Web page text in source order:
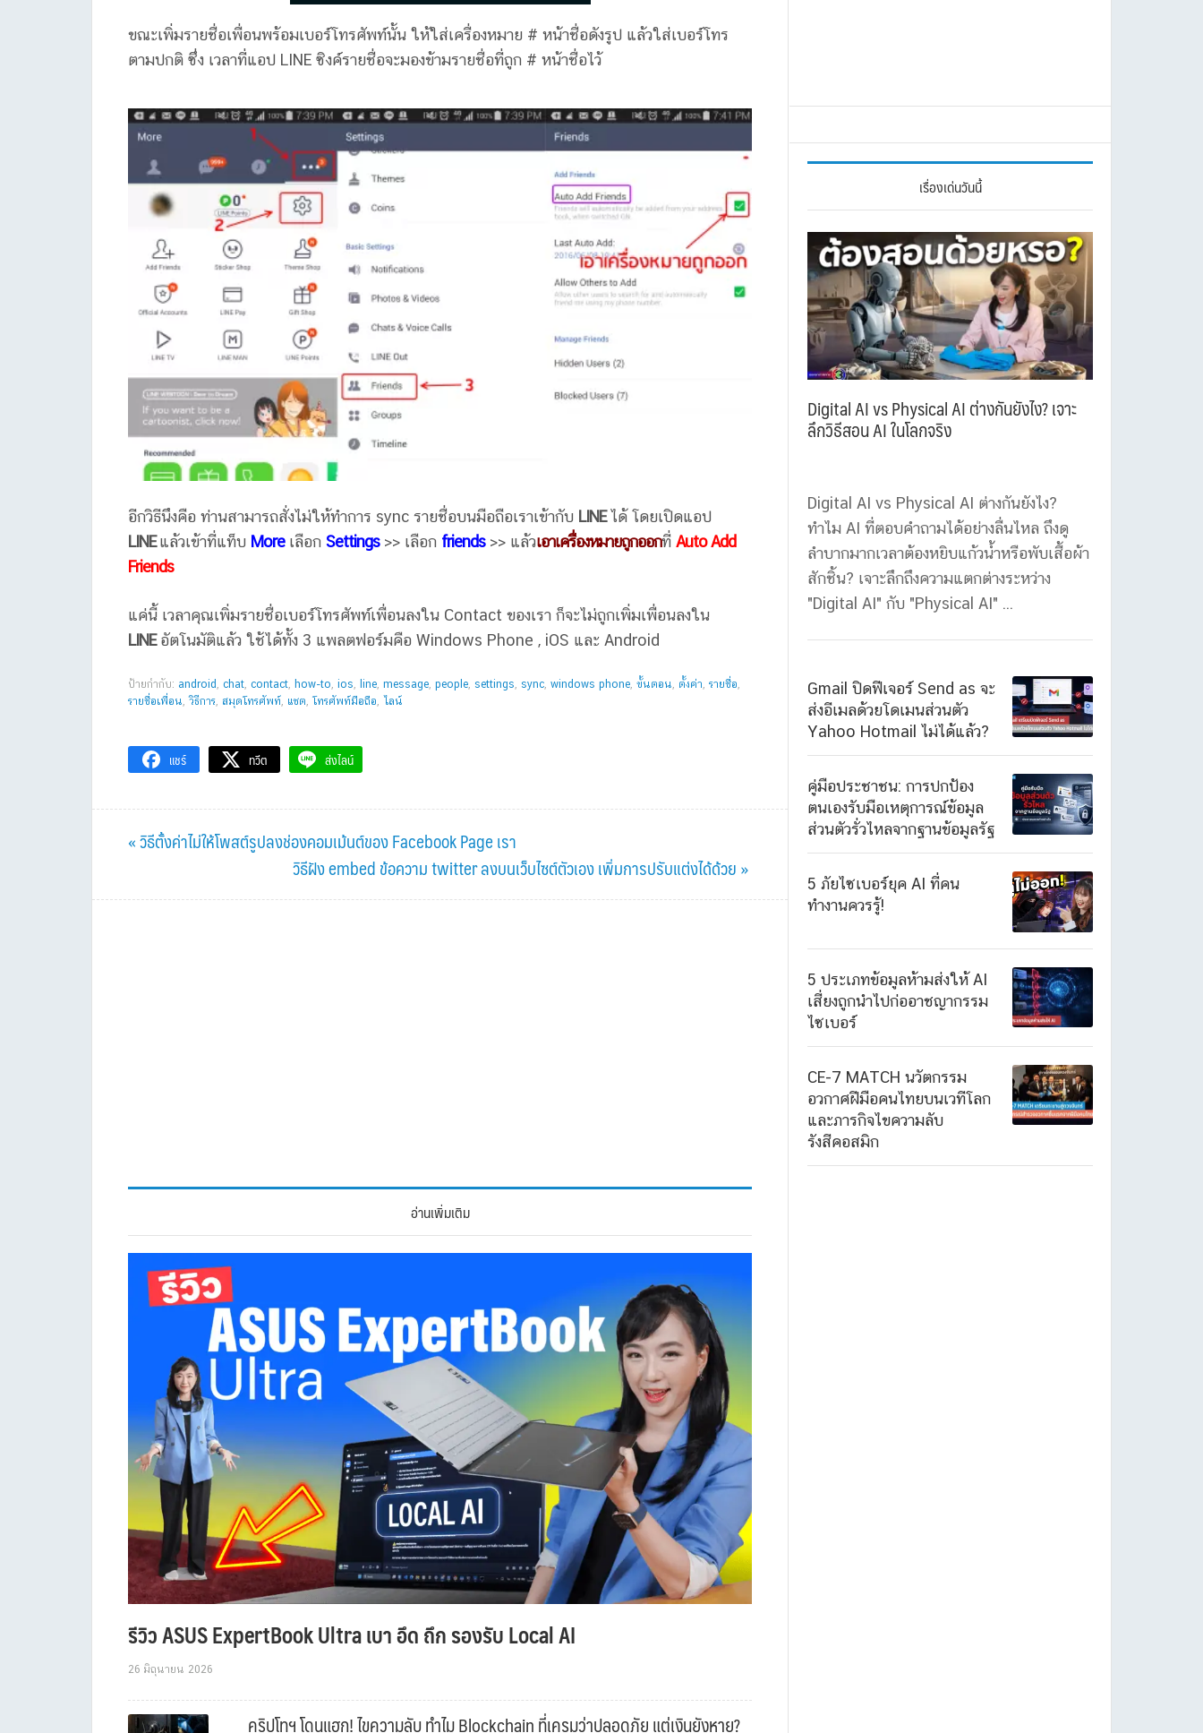
ขณะเพิ่มรายชื่อเพื่อนพร้อมเบอร์โทรศัพท์นั้น ให้ใส่เครื่องหมาย # หน้าชื่อดังรูป แล้วใส่เบอร์โทร
ตามปกติ ซึ่ง เวลาที่แอป LINE ซิงค์รายชื่อจะมองข้ามรายชื่อที่ถูก # หน้าชื่อไว้
อีกวิธีนึงคือ ท่านสามารถสั่งไม่ให้ทำการ sync รายชื่อบนมือถือเราเข้ากับ LINEได้ โดยเปิดแอป
LINEแล้วเข้าที่แท็บ Moreเลือก Settings>> เลือก friends>> แล้วเอาเครื่องหมายถูกออกที่ Auto Add
Friends
แค่นี้ เวลาคุณเพิ่มรายชื่อเบอร์โทรศัพท์เพื่อนลงใน Contact ของเรา ก็จะไม่ถูกเพิ่มเพื่อนลงใน
LINEอัตโนมัติแล้ว ใช้ได้ทั้ง 3 แพลตฟอร์มคือ Windows Phone , iOS และ Android
ป้ายกำกับ: android , chat, contact, how-to, ios, line, message, people, settings, sync, windows phone, ขั้นตอน, ตั้งค่า, รายชื่อ,
รายชื่อเพื่อน,วิธีการ, สมุดโทรศัพท์, แชต, โทรศัพท์มือถือ, ไลน์
แชร์ ทวีต ส่งไลน์
Previous
« วิธีตั้งค่าไม่ให้โพสต์รูปลงช่องคอมเม้นต์ของ Facebook Page เรา
Next
Post:
วิธีฝัง embed ข้อความ twitter ลงบนเว็บไซต์ตัวเอง เพิ่มการปรับแต่งได้ด้วย »
อ่านเพิ่มเติม
รีวิว ASUS ExpertBook Ultra เบา อึด ถึก รองรับ Local AI
26 มิถุนายน 2026
คริปโทฯ โดนแฮก! ไขความลับ ทำไม Blockchain ที่เครมว่าปลอดภัย แต่เงินยังหาย?
เรื่องเด่นวันนี้
Digital AI vs Physical AI ต่างกันยังไง? เจาะ
ลึกวิธีสอน AI ในโลกจริง
Digital AI vs Physical AI ต่างกันยังไง?
ทำไม AI ที่ตอบคำถามได้อย่างลื่นไหล ถึงดู
ลำบากมากเวลาต้องหยิบแก้วน้ำหรือพับเสื้อผ้า
สักชิ้น? เจาะลึกถึงความแตกต่างระหว่าง
"Digital AI" กับ "Physical AI" ...
Gmail ปิดฟีเจอร์ Send as จะ
ส่งอีเมลด้วยโดเมนส่วนตัว
Yahoo Hotmail ไม่ได้แล้ว?
คู่มือประชาชน: การปกป้อง
ตนเองรับมือเหตุการณ์ข้อมูล
ส่วนตัวรั่วไหลจากฐานข้อมูลรัฐ
5 ภัยไซเบอร์ยุค AI ที่คน
ทำงานควรรู้!
5 ประเภทข้อมูลห้ามส่งให้ AI
เสี่ยงถูกนำไปก่ออาชญากรรม
ไซเบอร์
CE-7 MATCH นวัตกรรม
อวกาศฝีมือคนไทยบนเวทีโลก
และภารกิจไขความลับ
รังสีคอสมิก